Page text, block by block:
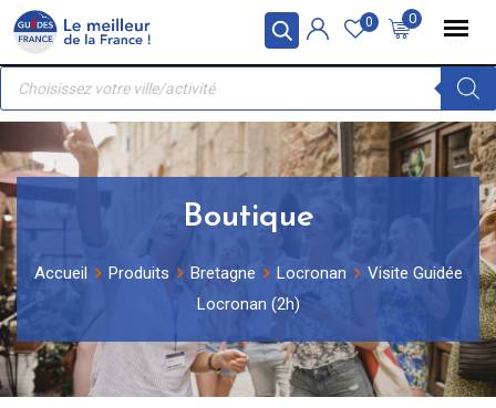
Panneau de gestion des cookies
Skip
content
0
0
Recherche
produits
Boutique
Accueil Produits Bretagne Locronan
Visite Guidée
Locronan (2h)